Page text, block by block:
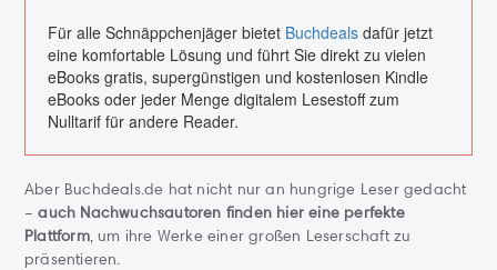
Für alle Schnäppchenjäger bietet Buchdeals dafür jetzt
eine komfortable Lösung und führt Sie direkt zu vielen
eBooks gratis, supergünstigen und kostenlosen Kindle
eBooks oder jeder Menge digitalem Lesestoff zum
Nulltarif für andere Reader.
Aber Buchdeals.de hat nicht nur an hungrige Leser gedacht
–auch Nachwuchsautoren finden hier eine perfekte
Plattform, um ihre Werke einer großen Leserschaft zu
präsentieren.